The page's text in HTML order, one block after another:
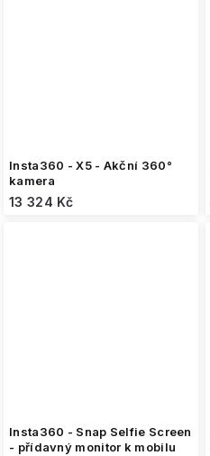
Insta360 - X5 - Akční 360°
kamera
13 324 Kč
Insta360 - Snap Selfie Screen
- přídavný monitor k mobilu